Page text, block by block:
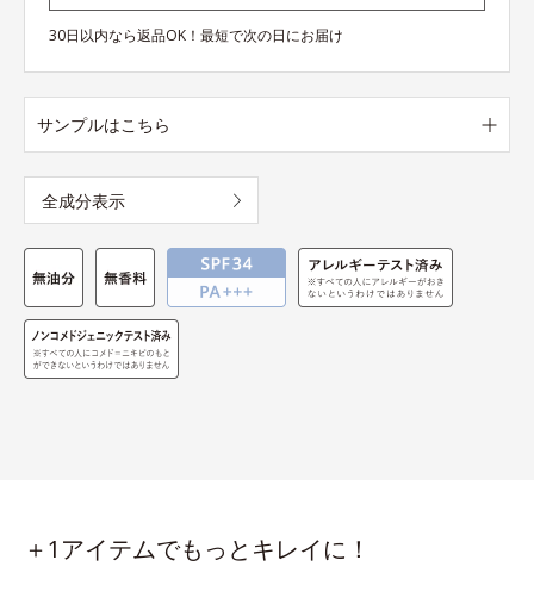
30日以内なら返品OK！最短で次の日にお届け
サンプルはこちら
全成分表示
＋1アイテムでもっとキレイに！